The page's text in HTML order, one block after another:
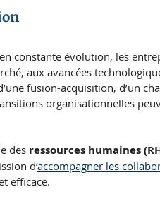
constante évolution, les
aux avancées
fusion-acquisition, d’un
organisationnelles
des ressources humaines
d’accompagner les
efficace.